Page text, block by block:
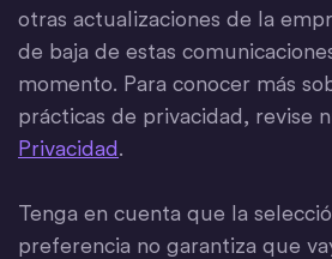
otras actualizaciones de la
de baja de estas
momento. Para conocer más
prácticas de privacidad, revise
Privacidad.
Tenga en cuenta que la
preferencia no garantiza que